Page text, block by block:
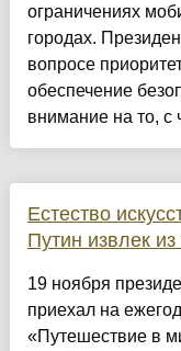
ограничениях
городах.
вопросе
обеспечение
внимание на то, с
Естество
Путин извлек
19 ноября
приехал на
«Путешествие в